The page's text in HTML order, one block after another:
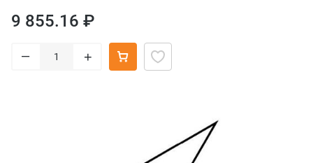
9 855.16 ₽
– +